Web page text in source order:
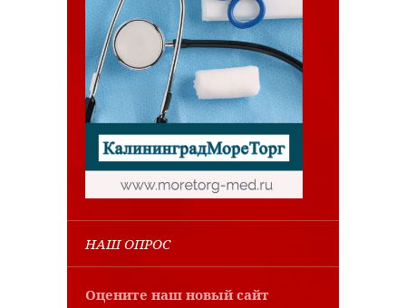
НАШ ОПРОС
Оцените наш новый сайт